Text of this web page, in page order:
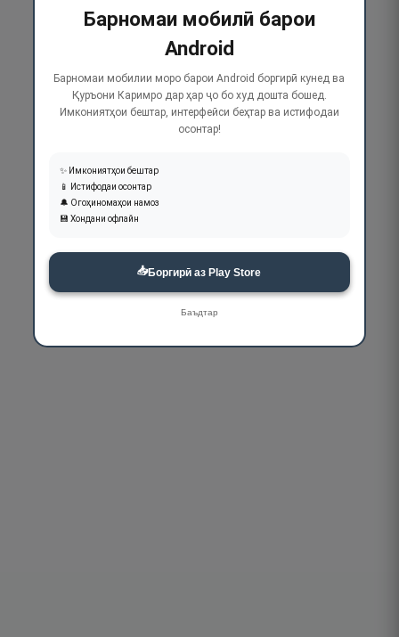
Барномаи мобилӣ барои
Android
Барномаи мобилии моро барои Android боргирӣ кунед ва
Қуръони Каримро дар ҳар ҷо бо худ дошта бошед.
Имкониятҳои бештар, интерфейси беҳтар ва истифодаи
осонтар!
✨ Имкониятҳои бештар
📱 Истифодаи осонтар
🔔 Огоҳиномаҳои намоз
💾 Хондани офлайн
📥Боргирӣ аз Play Store
Баъдтар